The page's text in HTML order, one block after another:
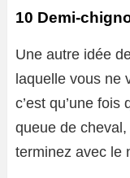
10 Demi-
Une autre idée
laquelle vous ne
c’est qu’une
queue de
terminez avec le